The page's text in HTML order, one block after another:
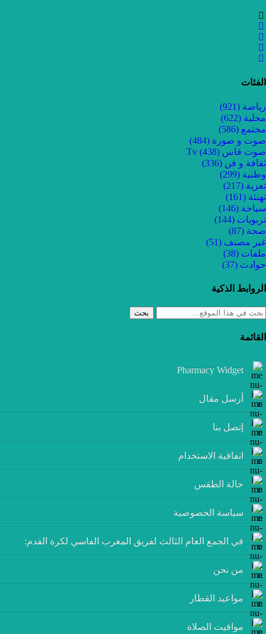
الفئات
رياضة (921)
محلية (622)
مجتمع (586)
صوت و صورة (484)
صوت فاس Tv (438)
ثقافة و فن (336)
وطنية (299)
تعزية (217)
تهنئة (161)
سياحة (146)
تربويات (144)
صحة (87)
غير مصنف (51)
ملفات (38)
حوادث (37)
الروابط الذكية
بحث
القائمة
Pharmacy Widget
أرسل مقال
إتصل بنا
اتفاقية الاستخدام
حالة الطقس
سياسة الخصوصية
في الجمع العام الثالث لفريق المغرب الفاسي لكرة القدم:
من نحن
مواعيد القطار
مواقيت الصلاة